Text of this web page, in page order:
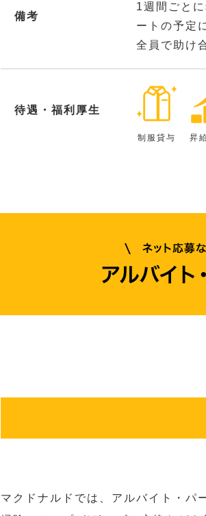
備考
1週間ごと
ートの予定
全員で助け
待遇・福利厚生
制服貸与 昇
マクドナルドでは、アルバイト・パ